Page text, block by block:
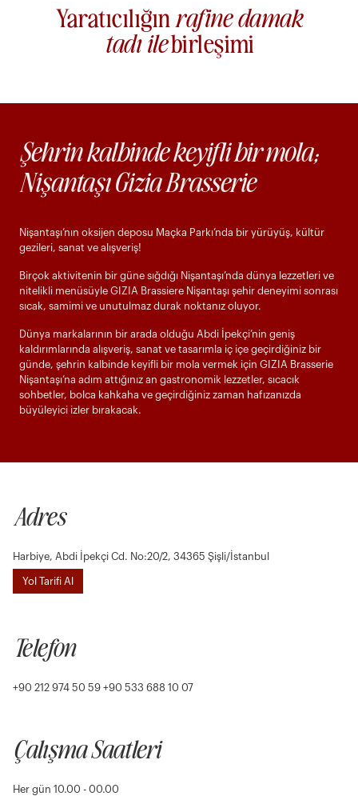
Yaratıcılığınrafine damak
tadı ilebirleşimi
Şehrin kalbinde keyifli bir mola;
Nişantaşı Gizia Brasserie
Nişantaşı’nın oksijen deposu Maçka Parkı’nda bir yürüyüş, kültür
gezileri, sanat ve alışveriş!
Birçok aktivitenin bir güne sığdığı Nişantaşı’nda dünya lezzetleri ve
nitelikli menüsüyle GIZIA Brassiere Nişantaşı şehir deneyimi sonrası
sıcak, samimi ve unutulmaz durak noktanız oluyor.
Dünya markalarının bir arada olduğu Abdi İpekçi’nin geniş
kaldırımlarında alışveriş, sanat ve tasarımla iç içe geçirdiğiniz bir
günde, şehrin kalbinde keyifli bir mola vermek için GIZIA Brasserie
Nişantaşı’na adım attığınız an gastronomik lezzetler, sıcacık
sohbetler, bolca kahkaha ve geçirdiğiniz zaman hafızanızda
büyüleyici izler bırakacak.
Adres
Harbiye, Abdi İpekçi Cd. No:20/2, 34365 Şişli/İstanbul
Yol Tarifi Al
Telefon
+90 212 974 50 59 +90 533 688 10 07
Çalışma Saatleri
Her gün 10.00 - 00.00